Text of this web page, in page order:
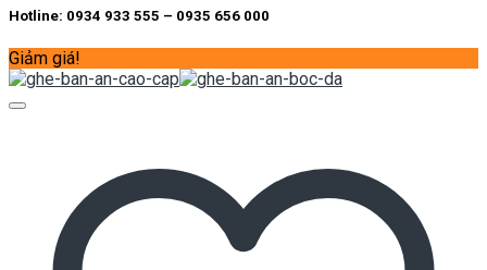
Hotline: 0934 933 555 – 0935 656 000
Giảm giá!